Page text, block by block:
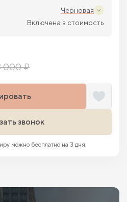
Черновая
Включена в стоимость
000 ₽
звонок
можно бесплатно на 3 дня.